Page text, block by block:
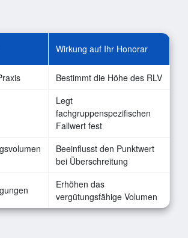
Wirkung auf Ihr Honorar
Bestimmt die Höhe des RLV
Legt
fachgruppenspezifischen
Fallwert fest
Beeinflusst den Punktwert
bei Überschreitung
Erhöhen das
vergütungsfähige Volumen